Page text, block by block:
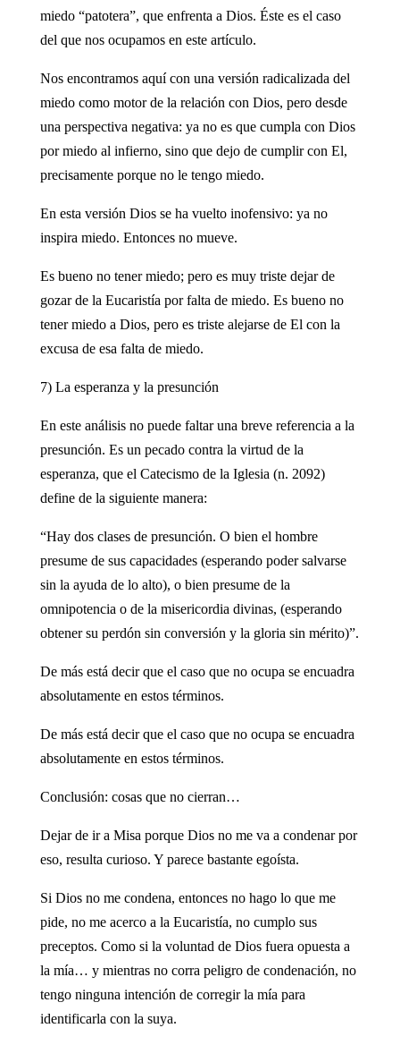
miedo “patotera”, que enfrenta a Dios. Éste es el caso
del que nos ocupamos en este artículo.
Nos encontramos aquí con una versión radicalizada del
miedo como motor de la relación con Dios, pero desde
una perspectiva negativa: ya no es que cumpla con Dios
por miedo al infierno, sino que dejo de cumplir con El,
precisamente porque no le tengo miedo.
En esta versión Dios se ha vuelto inofensivo: ya no
inspira miedo. Entonces no mueve.
Es bueno no tener miedo; pero es muy triste dejar de
gozar de la Eucaristía por falta de miedo. Es bueno no
tener miedo a Dios, pero es triste alejarse de El con la
excusa de esa falta de miedo.
7) La esperanza y la presunción
En este análisis no puede faltar una breve referencia a la
presunción. Es un pecado contra la virtud de la
esperanza, que el Catecismo de la Iglesia (n. 2092)
define de la siguiente manera:
“Hay dos clases de presunción. O bien el hombre
presume de sus capacidades (esperando poder salvarse
sin la ayuda de lo alto), o bien presume de la
omnipotencia o de la misericordia divinas, (esperando
obtener su perdón sin conversión y la gloria sin mérito)”.
De más está decir que el caso que no ocupa se encuadra
absolutamente en estos términos.
De más está decir que el caso que no ocupa se encuadra
absolutamente en estos términos.
Conclusión: cosas que no cierran…
Dejar de ir a Misa porque Dios no me va a condenar por
eso, resulta curioso. Y parece bastante egoísta.
Si Dios no me condena, entonces no hago lo que me
pide, no me acerco a la Eucaristía, no cumplo sus
preceptos. Como si la voluntad de Dios fuera opuesta a
la mía… y mientras no corra peligro de condenación, no
tengo ninguna intención de corregir la mía para
identificarla con la suya.